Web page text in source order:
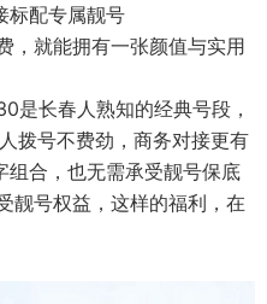
标配专属靓号
就能拥有一张颜值与实用
是长春人熟知的经典号段，
拨号不费劲，商务对接更有
组合，也无需承受靓号保底
靓号权益，这样的福利，在